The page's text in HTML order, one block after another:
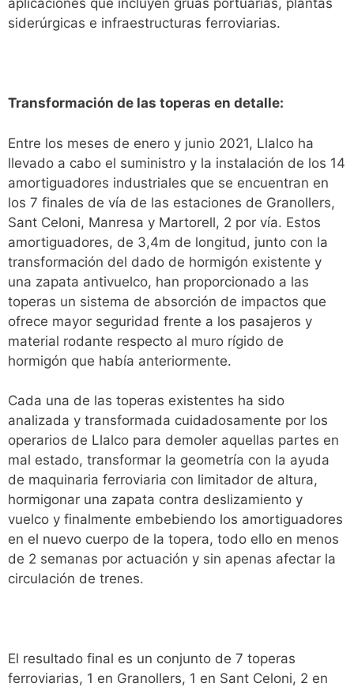
aplicaciones que incluyen grúas portuarias, plantas
siderúrgicas e infraestructuras ferroviarias.
Transformación de las toperas en detalle:
Entre los meses de enero y junio 2021, Llalco ha
llevado a cabo el suministro y la instalación de los 14
amortiguadores industriales que se encuentran en
los 7 finales de vía de las estaciones de Granollers,
Sant Celoni, Manresa y Martorell, 2 por vía. Estos
amortiguadores, de 3,4m de longitud, junto con la
transformación del dado de hormigón existente y
una zapata antivuelco, han proporcionado a las
toperas un sistema de absorción de impactos que
ofrece mayor seguridad frente a los pasajeros y
material rodante respecto al muro rígido de
hormigón que había anteriormente.
Cada una de las toperas existentes ha sido
analizada y transformada cuidadosamente por los
operarios de Llalco para demoler aquellas partes en
mal estado, transformar la geometría con la ayuda
de maquinaria ferroviaria con limitador de altura,
hormigonar una zapata contra deslizamiento y
vuelco y finalmente embebiendo los amortiguadores
en el nuevo cuerpo de la topera, todo ello en menos
de 2 semanas por actuación y sin apenas afectar la
circulación de trenes.
El resultado final es un conjunto de 7 toperas
ferroviarias, 1 en Granollers, 1 en Sant Celoni, 2 en